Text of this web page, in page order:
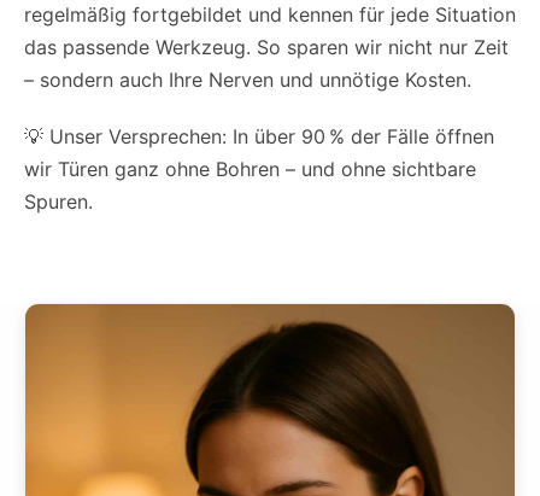
regelmäßig fortgebildet und kennen für jede Situation
das passende Werkzeug. So sparen wir nicht nur Zeit
– sondern auch Ihre Nerven und unnötige Kosten.
💡 Unser Versprechen: In über 90 % der Fälle öffnen
wir Türen ganz ohne Bohren – und ohne sichtbare
Spuren.